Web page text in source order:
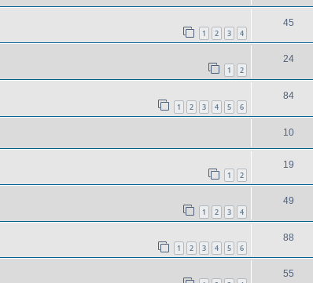
1 2 3 4
45
1 2
24
1 2 3 4 5 6
84
10
1 2
19
1 2 3 4
49
1 2 3 4 5 6
88
55